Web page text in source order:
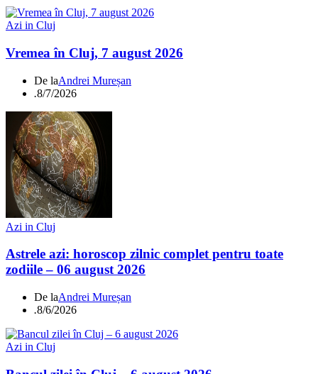
Azi in Cluj
Vremea în Cluj, 7 august 2026
De laAndrei Mureșan
.8/7/2026
Azi in Cluj
Astrele azi: horoscop zilnic complet pentru toate
zodiile – 06 august 2026
De laAndrei Mureșan
.8/6/2026
Azi in Cluj